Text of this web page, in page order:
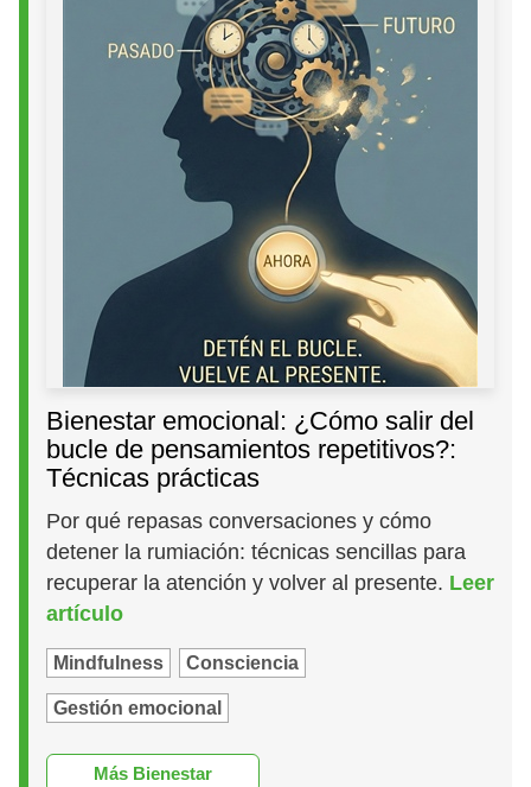
Bienestar emocional: ¿Cómo salir del
bucle de pensamientos repetitivos?:
Técnicas prácticas
Por qué repasas conversaciones y cómo
detener la rumiación: técnicas sencillas para
recuperar la atención y volver al presente. Leer
artículo
Mindfulness Consciencia
Gestión emocional
Más Bienestar